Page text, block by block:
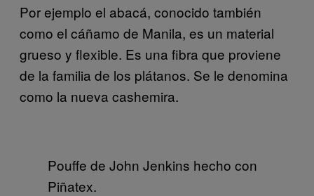
Por ejemplo el abacá, conocido también
como el cáñamo de Manila, es un material
grueso y flexible. Es una fibra que proviene
de la familia de los plátanos. Se le denomina
como la nueva cashemira.
Pouffe de John Jenkins hecho con
Piñatex.